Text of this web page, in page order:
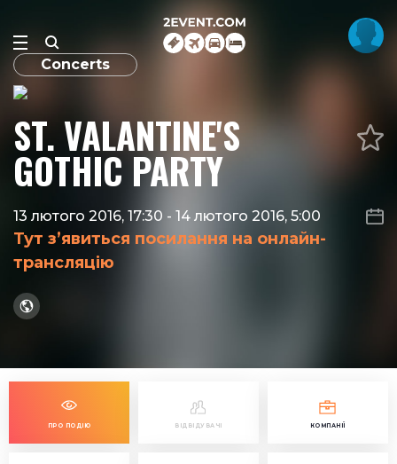
Concerts
ST. VALANTINE'S
GOTHIC PARTY
13 лютого 2016, 17:30 - 14 лютого 2016, 5:00
Тут з’явиться посилання на онлайн-
трансляцію
ПРО ПОДІЮ ВІДВІДУВАЧІ КОМПАНІЇ